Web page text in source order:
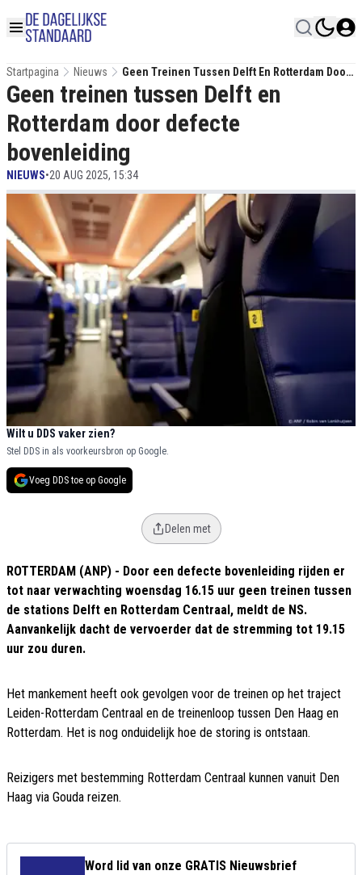
Startpagina Nieuws
Geen Treinen Tussen Delft En Rotterdam Door
Defecte Bovenleiding
Geen treinen tussen Delft en
Rotterdam door defecte
bovenleiding
NIEUWS•20 AUG 2025, 15:34
Wilt u DDS vaker zien?
Stel DDS in als voorkeursbron op Google.
Voeg DDS toe op Google
Delen met
ROTTERDAM (ANP) - Door een defecte bovenleiding rijden er
tot naar verwachting woensdag 16.15 uur geen treinen tussen
de stations Delft en Rotterdam Centraal, meldt de NS.
Aanvankelijk dacht de vervoerder dat de stremming tot 19.15
uur zou duren.
Het mankement heeft ook gevolgen voor de treinen op het traject
Leiden-Rotterdam Centraal en de treinenloop tussen Den Haag en
Rotterdam. Het is nog onduidelijk hoe de storing is ontstaan.
Reizigers met bestemming Rotterdam Centraal kunnen vanuit Den
Haag via Gouda reizen.
Word lid van onze GRATIS Nieuwsbrief